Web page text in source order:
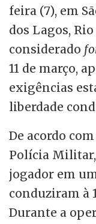
feira (7), em
dos Lagos,
considerado
11 de março,
exigências
liberdade
De acordo
Polícia
jogador em
conduziram à
Durante a